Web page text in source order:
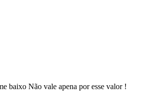
baixo Não vale apena por esse valor !